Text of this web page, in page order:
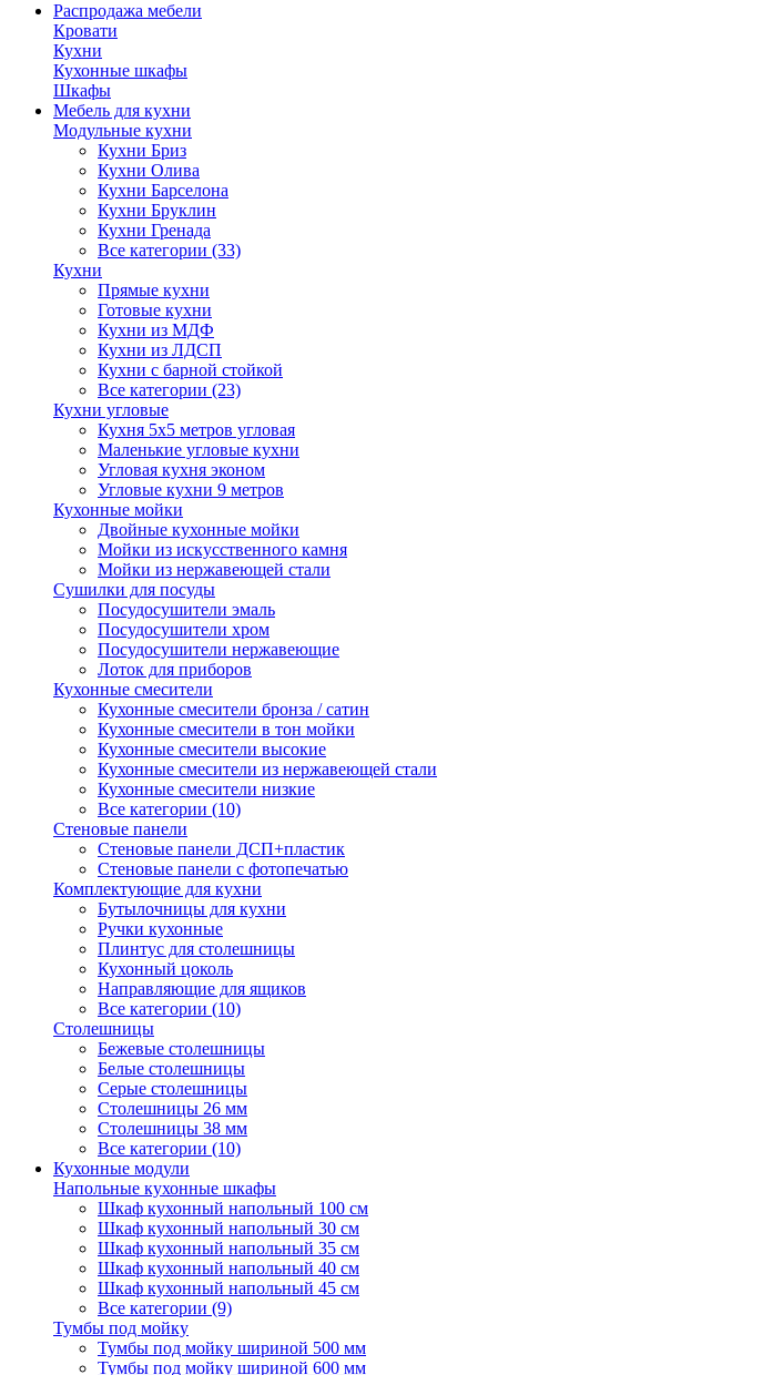
Распродажа мебели
Кровати
Кухни
Кухонные шкафы
Шкафы
Мебель для кухни
Модульные кухни
Кухни Бриз
Кухни Олива
Кухни Барселона
Кухни Бруклин
Кухни Гренада
Все категории (33)
Кухни
Прямые кухни
Готовые кухни
Кухни из МДФ
Кухни из ЛДСП
Кухни с барной стойкой
Все категории (23)
Кухни угловые
Кухня 5х5 метров угловая
Маленькие угловые кухни
Угловая кухня эконом
Угловые кухни 9 метров
Кухонные мойки
Двойные кухонные мойки
Мойки из искусственного камня
Мойки из нержавеющей стали
Сушилки для посуды
Посудосушители эмаль
Посудосушители хром
Посудосушители нержавеющие
Лоток для приборов
Кухонные смесители
Кухонные смесители бронза / сатин
Кухонные смесители в тон мойки
Кухонные смесители высокие
Кухонные смесители из нержавеющей стали
Кухонные смесители низкие
Все категории (10)
Стеновые панели
Стеновые панели ДСП+пластик
Стеновые панели с фотопечатью
Комплектующие для кухни
Бутылочницы для кухни
Ручки кухонные
Плинтус для столешницы
Кухонный цоколь
Направляющие для ящиков
Все категории (10)
Столешницы
Бежевые столешницы
Белые столешницы
Серые столешницы
Столешницы 26 мм
Столешницы 38 мм
Все категории (10)
Кухонные модули
Напольные кухонные шкафы
Шкаф кухонный напольный 100 см
Шкаф кухонный напольный 30 см
Шкаф кухонный напольный 35 см
Шкаф кухонный напольный 40 см
Шкаф кухонный напольный 45 см
Все категории (9)
Тумбы под мойку
Тумбы под мойку шириной 500 мм
Тумбы под мойку шириной 600 мм